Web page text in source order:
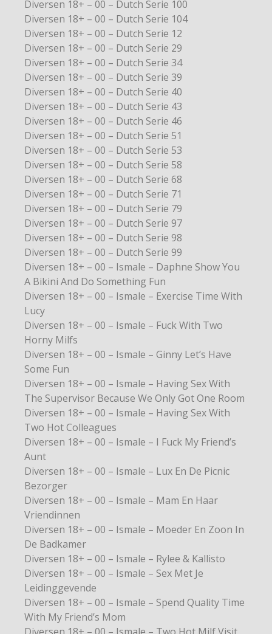
Diversen 18+ – 00 – Dutch Serie 100
Diversen 18+ – 00 – Dutch Serie 104
Diversen 18+ – 00 – Dutch Serie 12
Diversen 18+ – 00 – Dutch Serie 29
Diversen 18+ – 00 – Dutch Serie 34
Diversen 18+ – 00 – Dutch Serie 39
Diversen 18+ – 00 – Dutch Serie 40
Diversen 18+ – 00 – Dutch Serie 43
Diversen 18+ – 00 – Dutch Serie 46
Diversen 18+ – 00 – Dutch Serie 51
Diversen 18+ – 00 – Dutch Serie 53
Diversen 18+ – 00 – Dutch Serie 58
Diversen 18+ – 00 – Dutch Serie 68
Diversen 18+ – 00 – Dutch Serie 71
Diversen 18+ – 00 – Dutch Serie 79
Diversen 18+ – 00 – Dutch Serie 97
Diversen 18+ – 00 – Dutch Serie 98
Diversen 18+ – 00 – Dutch Serie 99
Diversen 18+ – 00 – Ismale – Daphne Show You
A Bikini And Do Something Fun
Diversen 18+ – 00 – Ismale – Exercise Time With
Lucy
Diversen 18+ – 00 – Ismale – Fuck With Two
Horny Milfs
Diversen 18+ – 00 – Ismale – Ginny Let’s Have
Some Fun
Diversen 18+ – 00 – Ismale – Having Sex With
The Supervisor Because We Only Got One Room
Diversen 18+ – 00 – Ismale – Having Sex With
Two Hot Colleagues
Diversen 18+ – 00 – Ismale – I Fuck My Friend’s
Aunt
Diversen 18+ – 00 – Ismale – Lux En De Picnic
Bezorger
Diversen 18+ – 00 – Ismale – Mam En Haar
Vriendinnen
Diversen 18+ – 00 – Ismale – Moeder En Zoon In
De Badkamer
Diversen 18+ – 00 – Ismale – Rylee & Kallisto
Diversen 18+ – 00 – Ismale – Sex Met Je
Leidinggevende
Diversen 18+ – 00 – Ismale – Spend Quality Time
With My Friend’s Mom